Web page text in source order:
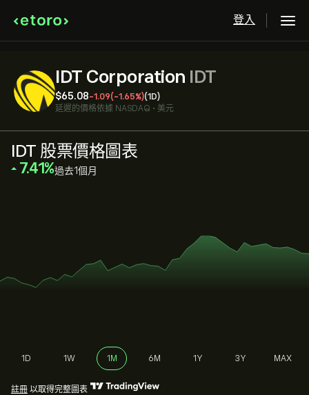
登入
IDT Corporation IDT
‎$‎65.08-1.09(-1.65%)(1D)
延遲的價格依據 NASDAQ • 美元
IDT 股票價格圖表
‎7.41‎ 過去1個月
1D 1W 1M 6M 1Y 3Y MAX
註冊 以取得完整圖表